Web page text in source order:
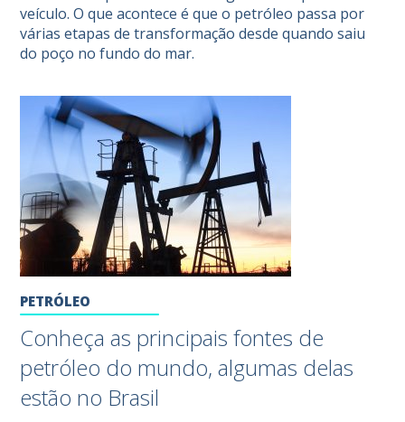
veículo. O que acontece é que o petróleo passa por
várias etapas de transformação desde quando saiu
do poço no fundo do mar.
PETRÓLEO
Conheça as principais fontes de
petróleo do mundo, algumas delas
estão no Brasil